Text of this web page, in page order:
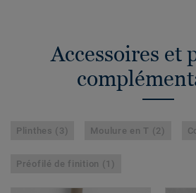
Accessoires et
Plinthes (3) Moulure en T (2)
Préofilé de finition (1)